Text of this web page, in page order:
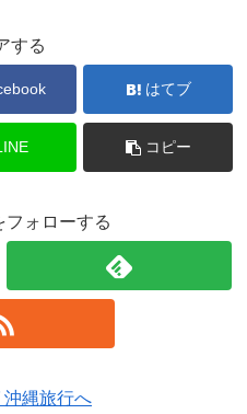
する
はてブ
コピー
フォローする